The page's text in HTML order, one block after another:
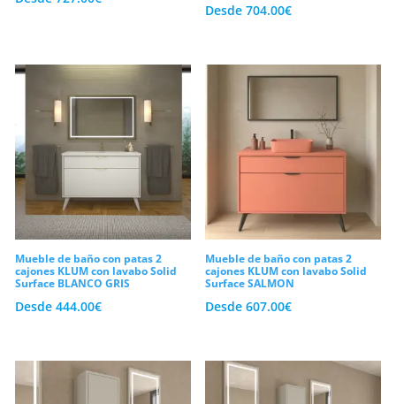
Desde704.00€
Mueble de baño con patas 2
cajones KLUM con lavabo Solid
Surface BLANCO GRIS
Desde 444.00€
Mueble de baño con patas 2
cajones KLUM con lavabo Solid
Surface SALMON
Desde607.00€